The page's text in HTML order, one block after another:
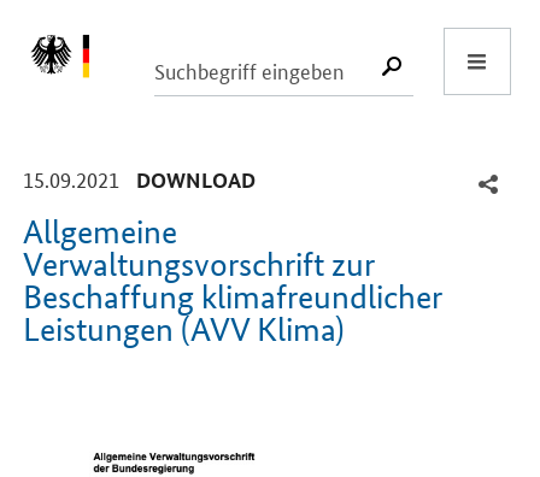
SUCHE
15.09.2021 -
DOWNLOAD
Allgemeine
Verwaltungsvorschrift zur
Beschaffung klimafreundlicher
Leistungen (AVV Klima)